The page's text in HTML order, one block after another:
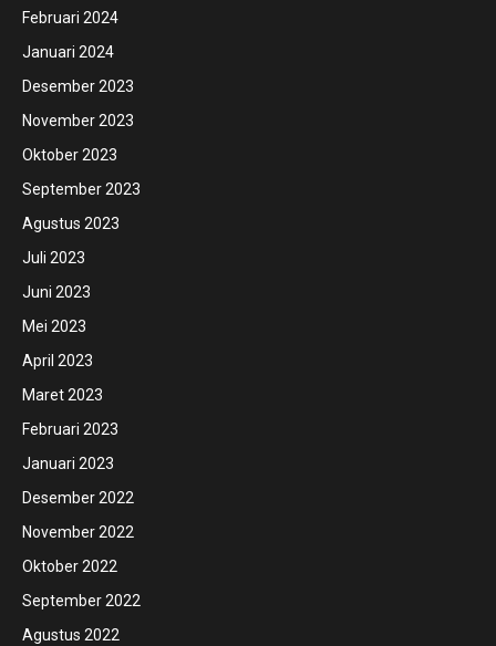
Februari 2024
Januari 2024
Desember 2023
November 2023
Oktober 2023
September 2023
Agustus 2023
Juli 2023
Juni 2023
Mei 2023
April 2023
Maret 2023
Februari 2023
Januari 2023
Desember 2022
November 2022
Oktober 2022
September 2022
Agustus 2022